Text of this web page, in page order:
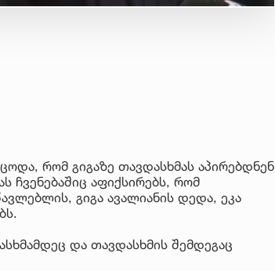
რომ გიგაზე თავდასხმას აპირებდნენ
ჩვენებაშიც აფიქსირებს, რომ
გიგა ავალიანის დედა, ეკა
და თავდასხმის შემდეგაც